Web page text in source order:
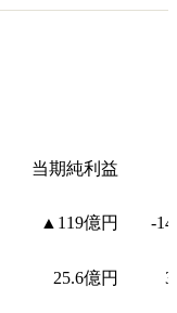
当期純利益
▲119億円 -
25.6億円